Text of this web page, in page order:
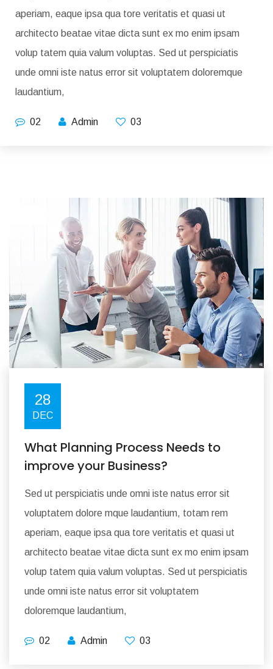
aperiam, eaque ipsa qua tore veritatis et quasi ut
architecto beatae vitae dicta sunt ex mo enim ipsam
volup tatem quia valum voluptas. Sed ut perspiciatis
unde omni iste natus error sit voluptatem doloremque
laudantium,
02 Admin 03
28
DEC
What Planning Process Needs to
improve your Business?
Sed ut perspiciatis unde omni iste natus error sit
voluptatem dolore mque laudantium, totam rem
aperiam, eaque ipsa qua tore veritatis et quasi ut
architecto beatae vitae dicta sunt ex mo enim ipsam
volup tatem quia valum voluptas. Sed ut perspiciatis
unde omni iste natus error sit voluptatem
doloremque laudantium,
02 Admin 03